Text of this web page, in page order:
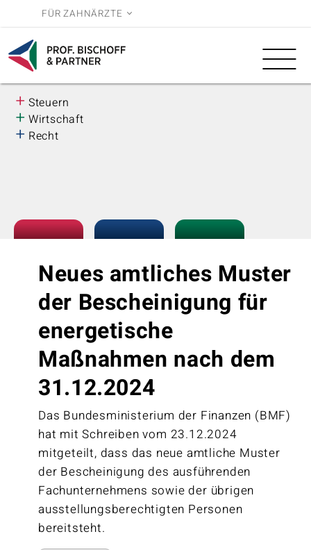
FÜR ZAHNÄRZTE
Leistungen
Wissen
Über uns
Karriere
BWL
+ Steuern
+ Wirtschaft
+ Recht
Neues amtliches Muster
der Bescheinigung für
energetische
Maßnahmen nach dem
31.12.2024
Das Bundesministerium der Finanzen (BMF)
hat mit Schreiben vom 23.12.2024
mitgeteilt, dass das neue amtliche Muster
der Bescheinigung des ausführenden
Fachunternehmens sowie der übrigen
ausstellungsberechtigten Personen
bereitsteht.